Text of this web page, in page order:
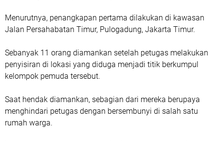
Menurutnya, penangkapan pertama dilakukan di kawasan
Jalan Persahabatan Timur, Pulogadung, Jakarta Timur.
Sebanyak 11 orang diamankan setelah petugas melakukan
penyisiran di lokasi yang diduga menjadi titik berkumpul
kelompok pemuda tersebut.
Saat hendak diamankan, sebagian dari mereka berupaya
menghindari petugas dengan bersembunyi di salah satu
rumah warga.